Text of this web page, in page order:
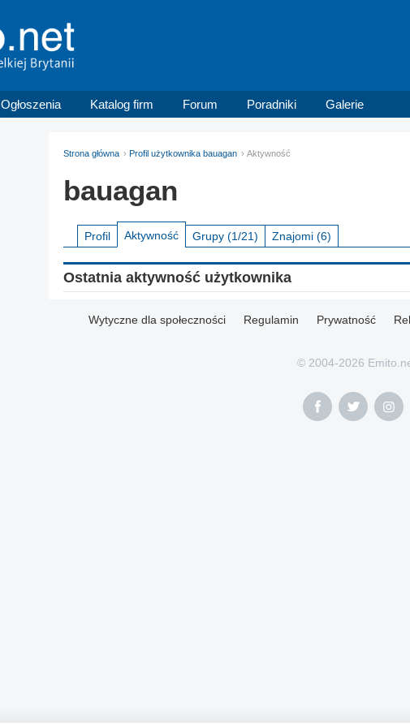
Ogłoszenia Katalog firm Forum Poradniki Galerie
Strona główna Profil użytkownika bauagan Aktywność
bauagan
Profil Aktywność Grupy (1/21) Znajomi (6)
Ostatnia aktywność użytkownika
Wytyczne dla społeczności Regulamin Prywatność
© 2004-2026